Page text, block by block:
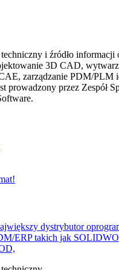
i źródło informacji
3D CAD,
zarządzanie PDM/PLM
prowadzony przez Zespół